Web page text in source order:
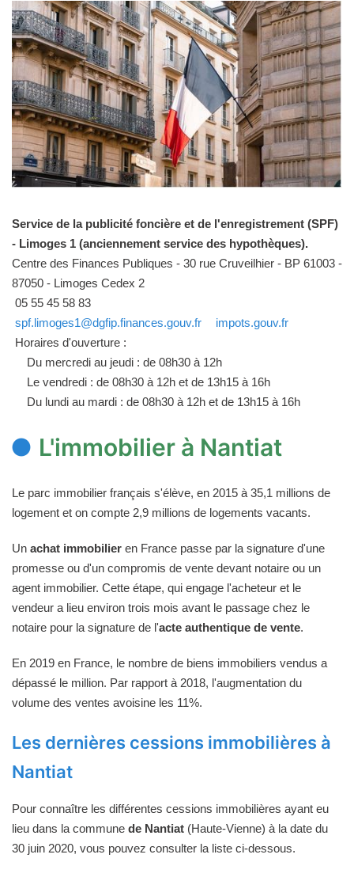
Service de la publicité foncière et de l'enregistrement (SPF)
- Limoges 1 (anciennement service des hypothèques).
Centre des Finances Publiques - 30 rue Cruveilhier - BP 61003 -
87050 - Limoges Cedex 2
05 55 45 58 83
spf.limoges1@dgfip.finances.gouv.fr
impots.gouv.fr
Horaires d'ouverture :
Du mercredi au jeudi : de 08h30 à 12h
Le vendredi : de 08h30 à 12h et de 13h15 à 16h
Du lundi au mardi : de 08h30 à 12h et de 13h15 à 16h
L'immobilier à Nantiat
Le parc immobilier français s'élève, en 2015 à 35,1 millions de
logement et on compte 2,9 millions de logements vacants.
Un achat immobilier en France passe par la signature d'une
promesse ou d'un compromis de vente devant notaire ou un
agent immobilier. Cette étape, qui engage l'acheteur et le
vendeur a lieu environ trois mois avant le passage chez le
notaire pour la signature de l'acte authentique de vente.
En 2019 en France, le nombre de biens immobiliers vendus a
dépassé le million. Par rapport à 2018, l'augmentation du
volume des ventes avoisine les 11%.
Les dernières cessions immobilières à
Nantiat
Pour connaître les différentes cessions immobilières ayant eu
lieu dans la commune de Nantiat (Haute-Vienne) à la date du
30 juin 2020, vous pouvez consulter la liste ci-dessous.